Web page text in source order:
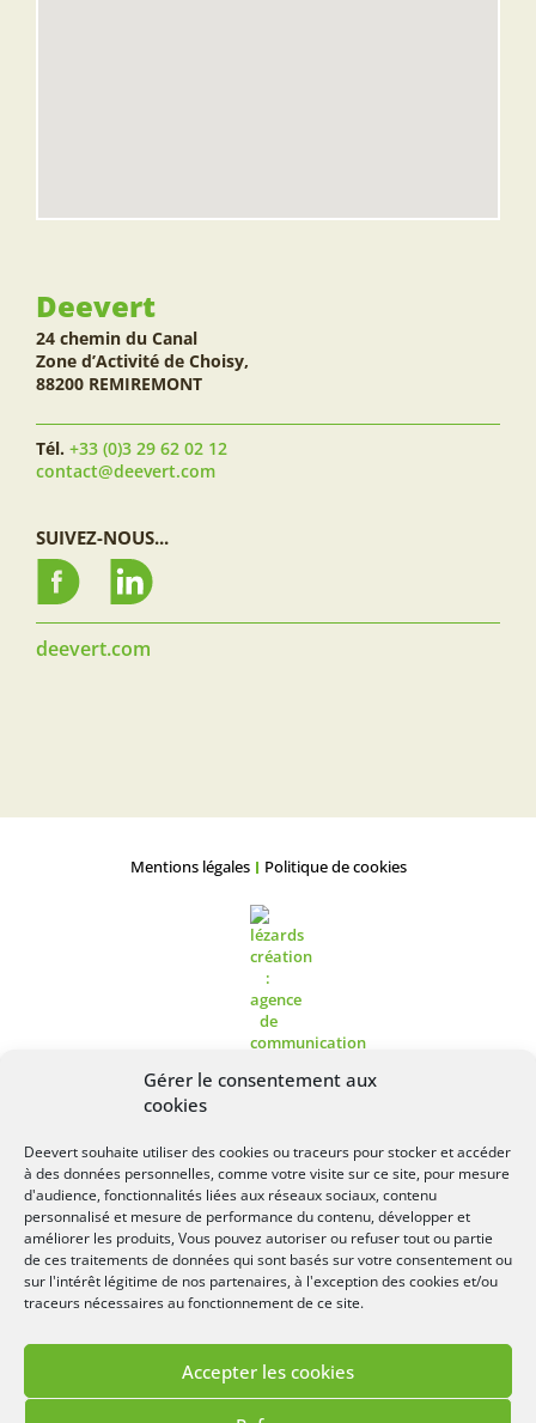
Gérer le consentement aux
cookies
Deevert souhaite utiliser des cookies ou traceurs pour stocker et accéder
à des données personnelles, comme votre visite sur ce site, pour mesure
d'audience, fonctionnalités liées aux réseaux sociaux, contenu
personnalisé et mesure de performance du contenu, développer et
améliorer les produits, Vous pouvez autoriser ou refuser tout ou partie
de ces traitements de données qui sont basés sur votre consentement ou
sur l'intérêt légitime de nos partenaires, à l'exception des cookies et/ou
traceurs nécessaires au fonctionnement de ce site.
Accepter les cookies
Deevert
24 chemin du Canal
Zone d’Activité de Choisy,
88200 REMIREMONT
Tél. +33 (0)3 29 62 02 12
contact@deevert.com
SUIVEZ-NOUS...
deevert.com
Mentions légales Politique de cookies
Site réalisé par LézardsCréation